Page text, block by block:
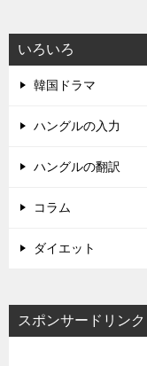
いろいろ
韓国ドラマ
ハングルの入力
ハングルの翻訳
コラム
ダイエット
スポンサードリンク